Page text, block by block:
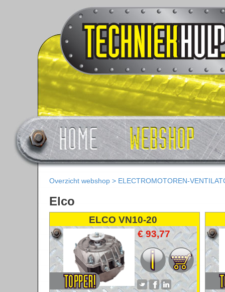
Overzicht webshop > ELECTROMOTOREN-
Elco
ELCO VN10-20
VENTILATORMOTOR
FANMOTOR
€ 93,77